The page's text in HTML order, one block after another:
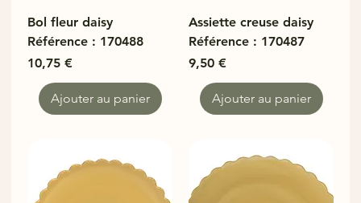
Bol fleur daisy
Référence : 170488
Prix
10,75 €
Ajouter au panier
Assiette creuse daisy
Référence : 170487
Prix
9,50 €
Ajouter au panier